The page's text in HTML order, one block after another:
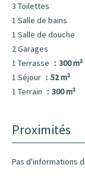
3 Toilettes
1 Salle de bains
1 Salle de douche
2 Garages
1 Terrasse
300 m²
1 Séjour
52 m²
1 Terrain
300 m²
Proximités
Pas d'informations